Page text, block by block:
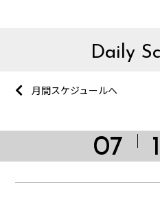
Daily
月間スケジュールへ
07